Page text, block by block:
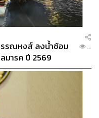
รณหงส์ ลงน้ำซ้อม
มารค ปี 2569
...